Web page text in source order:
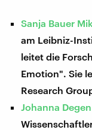
Sanja Bauer
am Leibniz-
leitet die
Emotion". Sie
Research
Johanna Degen